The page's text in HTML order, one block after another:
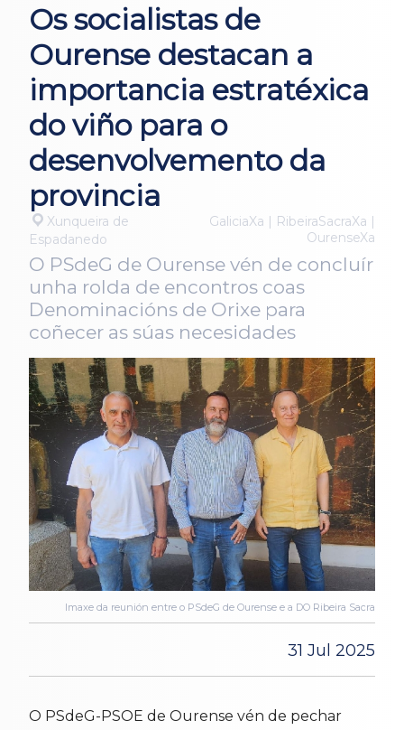
Os socialistas de
Ourense destacan a
importancia estratéxica
do viño para o
desenvolvemento da
provincia
Xunqueira de
Espadanedo
GaliciaXa | RibeiraSacraXa |
OurenseXa
O PSdeG de Ourense vén de concluír
unha rolda de encontros coas
Denominacións de Orixe para
coñecer as súas necesidades
Imaxe da reunión entre o PSdeG de Ourense e a DO Ribeira Sacra
31 Jul 2025
O PSdeG-PSOE de Ourense vén de pechar